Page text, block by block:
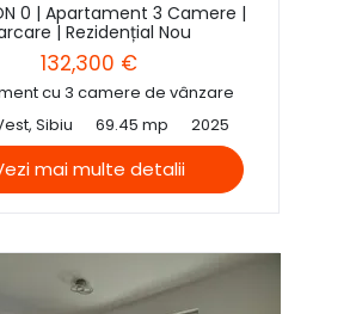
0 | Apartament 3 Camere |
| Rezidențial Nou
132,300 €
cu 3 camere de vânzare
Sibiu
69.45 mp 2025
mai multe detalii